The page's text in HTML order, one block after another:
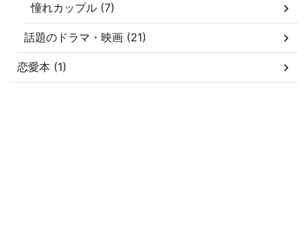
憧れカップル (7)
話題のドラマ・映画 (21)
恋愛本 (1)